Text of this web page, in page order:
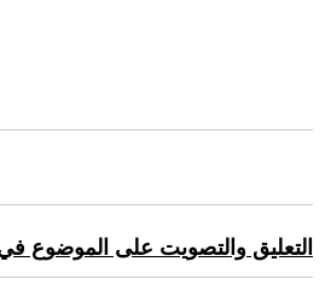
التعليق والتصويت على الموضوع